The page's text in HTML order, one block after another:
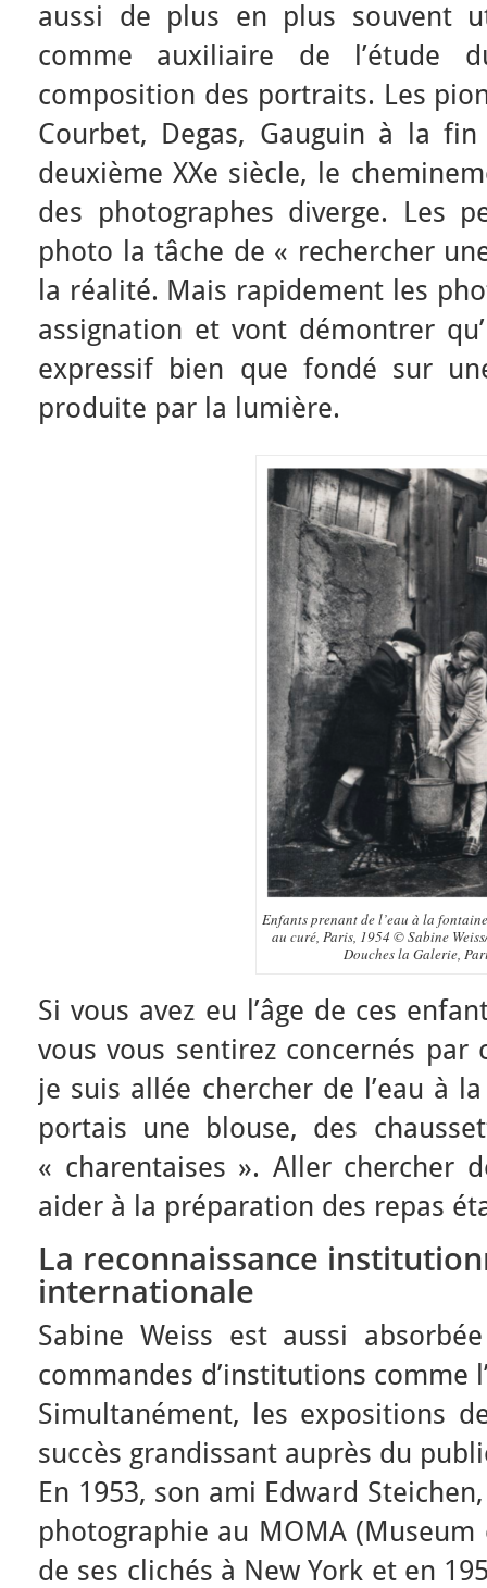
aussi de plus en plus souvent
comme auxiliaire de l’étude
composition des portraits. Les
Courbet, Degas, Gauguin à la
deuxième XXe siècle, le
des photographes diverge. Les
photo la tâche de « rechercher
la réalité. Mais rapidement les
assignation et vont démontrer
expressif bien que fondé sur
produite par la lumière.
Enfants prenant de l’eau à la
au curé, Paris, 1954 © Sabine
Douches la Galerie,
Si vous avez eu l’âge de ces
vous vous sentirez concernés par
je suis allée chercher de l’eau à
portais une blouse, des
« charentaises ». Aller chercher
aider à la préparation des repas
La reconnaissance
internationale
Sabine Weiss est aussi
commandes d’institutions comme
Simultanément, les expositions
succès grandissant auprès du
En 1953, son ami Edward
photographie au MOMA
de ses clichés à New York et en